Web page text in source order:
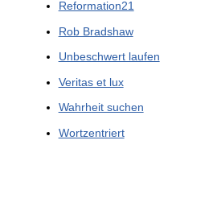
Reformation21
Rob Bradshaw
Unbeschwert laufen
Veritas et lux
Wahrheit suchen
Wortzentriert